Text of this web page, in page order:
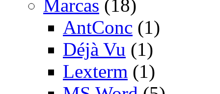
Marcas (18)
AntConc (1)
Déjà Vu (1)
Lexterm (1)